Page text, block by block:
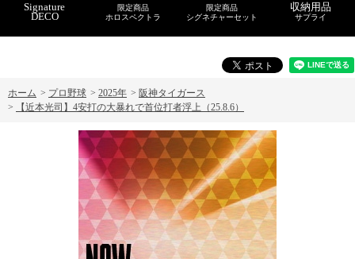
Signature
DECO
限定商品
ホロスペクトラ
限定商品
シグネチャーセット
収納用品
サプライ
ホーム > プロ野球 > 2025年 > 阪神タイガース
>
【近本光司】4安打の大暴れで首位打者浮上（25.8.6）